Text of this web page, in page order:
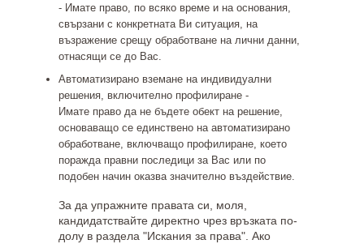
- Имате право, по всяко време и на основания,
свързани с конкретната Ви ситуация, на
възражение срещу обработване на лични данни,
отнасящи се до Вас.
Автоматизирано вземане на индивидуални
решения, включително профилиране -
Имате право да не бъдете обект на решение,
основаващо се единствено на автоматизирано
обработване, включващо профилиране, което
поражда правни последици за Вас или по
подобен начин оказва значително въздействие.
За да упражните правата си, моля,
кандидатствайте директно чрез връзката по-
долу в раздела "Искания за права". Ако